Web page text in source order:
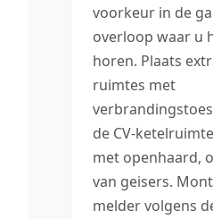
voorkeur in de
overloop waar u
horen. Plaats
ruimtes met
de CV-
met openhaard,
van geisers.
melder volgens